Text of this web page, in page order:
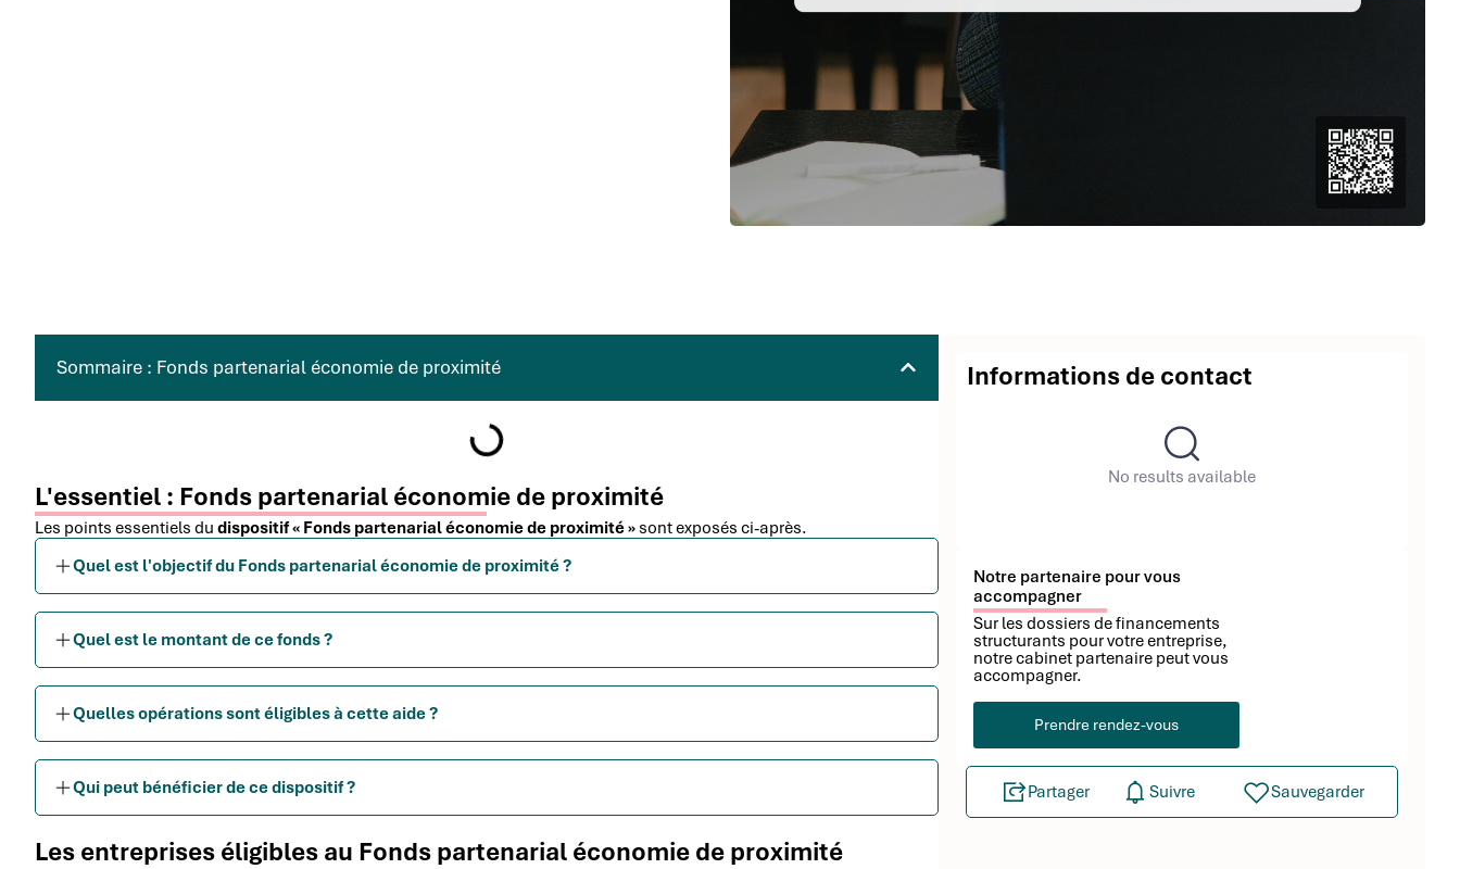
Sommaire : Fonds partenarial économie de proximité
L'essentiel : Fonds partenarial économie de proximité
Les points essentiels du dispositif « Fonds partenarial économie de proximité » sont exposés ci-après.
Quel est l'objectif du Fonds partenarial économie de proximité ?
Quel est le montant de ce fonds ?
Quelles opérations sont éligibles à cette aide ?
Qui peut bénéficier de ce dispositif ?
Les entreprises éligibles au Fonds partenarial économie de proximité
Informations de contact
No results available
Notre partenaire pour vous
accompagner
Sur les dossiers de financements
structurants pour votre entreprise,
notre cabinet partenaire peut vous
accompagner.
Prendre rendez-vous
Partager Suivre Sauvegarder